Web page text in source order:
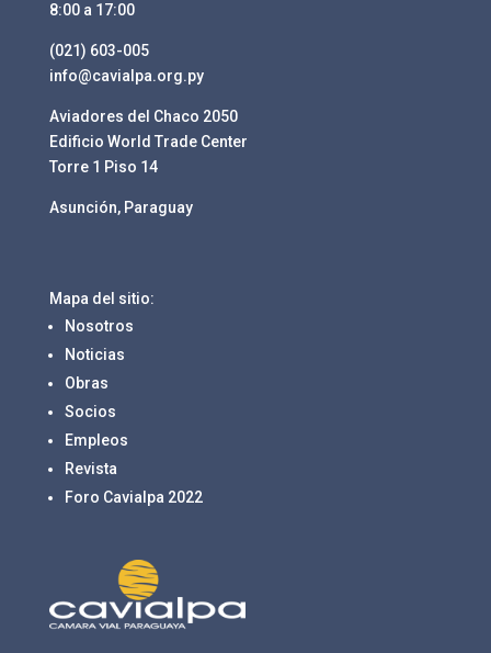
8:00 a 17:00
(021) 603-005
info@cavialpa.org.py
Aviadores del Chaco 2050
Edificio World Trade Center
Torre 1 Piso 14
Asunción, Paraguay
Mapa del sitio:
Nosotros
Noticias
Obras
Socios
Empleos
Revista
Foro Cavialpa 2022